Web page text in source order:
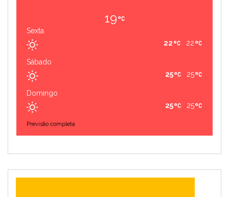
19
Sexta
22
22
Sábado
25
25
Domingo
25
25
Previsão completa